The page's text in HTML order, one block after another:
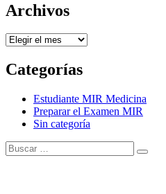
Archivos
Archivos
Categorías
Estudiante MIR Medicina
Preparar el Examen MIR
Sin categoría
Buscar:
Buscar